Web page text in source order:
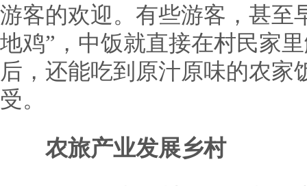
游客的欢迎。有些游客，甚至
地鸡”，中饭就直接在村民家
后，还能吃到原汁原味的农家
受。
农旅产业发展乡村